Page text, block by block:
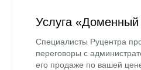
Услуга «Доменный
Специалисты Руцентра
переговоры с
его продаже по вашей